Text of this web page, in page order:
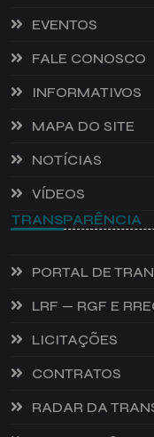
EVENTOS
FALE CONOSCO
INFORMATIVOS
MAPA DO SITE
NOTÍCIAS
VÍDEOS
TRANSPARÊNCIA
PORTAL DE
LRF — RGF E
LICITAÇÕES
CONTRATOS
RADAR DA